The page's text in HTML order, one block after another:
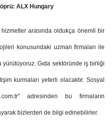
ALX Hungary
arasında oldukça önemli bir
konusundaki uzman firmaları ile
yürütüyoruz. Gıda sektöründe iş birliği
kurmaları yeterli olacaktır. Sosyal
adresinden bu firmaların
bizlerden de bilgi edinebilirler.